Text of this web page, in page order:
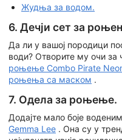
Жудња за водом.
6. Дечји сет за
Да ли у вашој породици
води? Отворите му очи за
роњење Combo Pirate
роњења са маском .
7. Одела за роњење.
Додајте мало боје
Gemma Lee . Она су у